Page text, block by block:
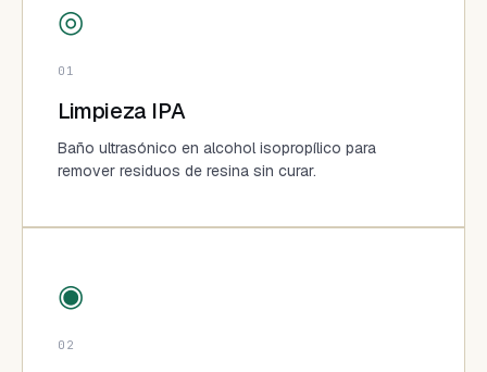
◎
01
Limpieza IPA
Baño ultrasónico en alcohol isopropílico para
remover residuos de resina sin curar.
◉
02